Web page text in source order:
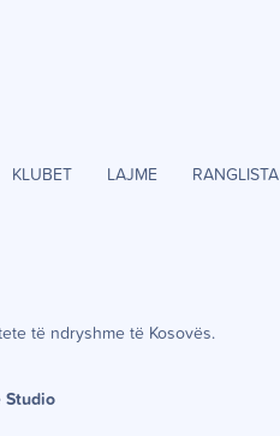
KLUBET LAJME RANGLISTA
të ndryshme të Kosovës.
Studio